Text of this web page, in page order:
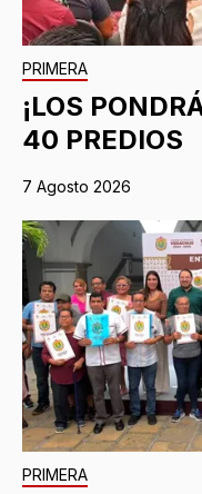
PRIMERA
¡LOS
40 PREDIOS
7 Agosto 2026
PRIMERA